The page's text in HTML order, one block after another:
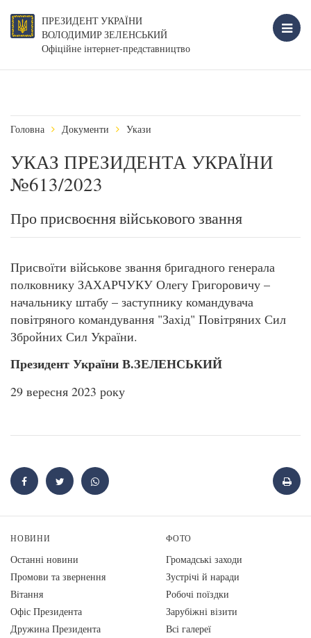
ПРЕЗИДЕНТ УКРАЇНИ
ВОЛОДИМИР ЗЕЛЕНСЬКИЙ
Офіційне інтернет-представництво
Головна Документи Укази
УКАЗ ПРЕЗИДЕНТА УКРАЇНИ
№613/2023
Про присвоєння військового звання
Присвоїти військове звання бригадного генерала
полковнику ЗАХАРЧУКУ Олегу Григоровичу –
начальнику штабу – заступнику командувача
повітряного командування "Захід" Повітряних Сил
Збройних Сил України.
Президент України В.ЗЕЛЕНСЬКИЙ
29 вересня 2023 року
НОВИНИ
Останні новини
Промови та звернення
Вiтання
Офіс Президента
Дружина Президента
ФОТО
Громадські заходи
Зустрічі й наради
Робочі поїздки
Зарубіжні візити
Всі галереї